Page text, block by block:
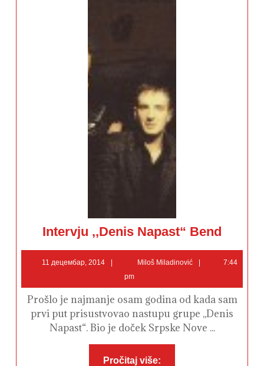
Intervju ,,Denis Napast“ Bend
Bend
11 децембар, 2014
2014
Miloš Miladinović
7:44
pm
Prošlo je najmanje osam godina od kada sam
prvi put prisustvovao nastupu grupe ,,Denis
Napast“. Bio je doček Srpske Nove ...
Pročitaj više: